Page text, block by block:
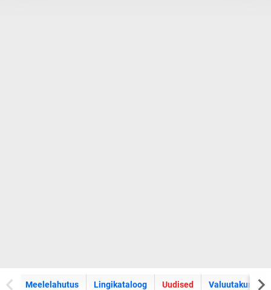
Meelelahutus Lingikataloog Uudised Valuutakursid